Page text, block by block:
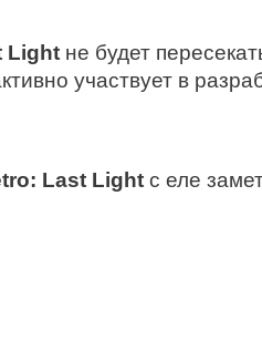
Light не будет
участвует в
Last Light с еле